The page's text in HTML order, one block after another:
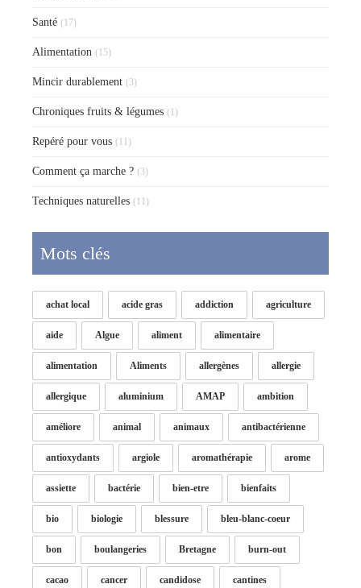
Santé (17)
Alimentation (15)
Mincir durablement (3)
Chroniques fruits & légumes (1)
Repéré pour vous (11)
Comment ça marche ? (3)
Techniques naturelles (11)
Mots clés
achat local acide gras addiction agriculture
aide Algue aliment alimentaire
alimentation Aliments allergènes allergie
allergique aluminium AMAP ambition
améliore animal animaux antibactérienne
antioxydants argiole aromathérapie arome
assiette bactérie bien-etre bienfaits
bio biologie blessure bleu-blanc-coeur
bon boulangeries Bretagne burn-out
cacao cancer candidose cantines